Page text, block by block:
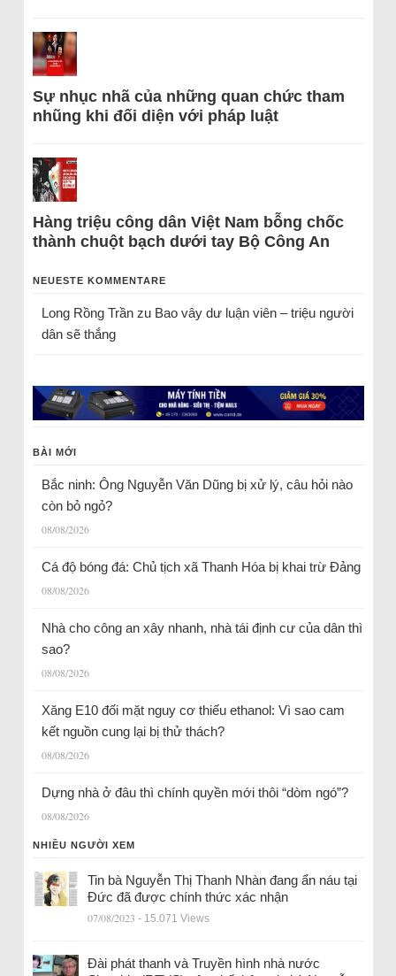
Sự nhục nhã của những quan chức tham
nhũng khi đối diện với pháp luật
Hàng triệu công dân Việt Nam bỗng chốc
thành chuột bạch dưới tay Bộ Công An
NEUESTE KOMMENTARE
Long Rồng Trầnzu Bao vây dư luận viên – triệu người
dân sẽ thắng
BÀI MỚI
Bắc ninh: Ông Nguyễn Văn Dũng bị xử lý, câu hỏi nào
còn bỏ ngỏ?
08/08/2026
Cá độ bóng đá: Chủ tịch xã Thanh Hóa bị khai trừ Đảng
08/08/2026
Nhà cho công an xây nhanh, nhà tái định cư của dân thì
sao?
08/08/2026
Xăng E10 đối mặt nguy cơ thiếu ethanol: Vì sao cam
kết nguồn cung lại bị thử thách?
08/08/2026
Dựng nhà ở đâu thì chính quyền mới thôi “dòm ngó”?
08/08/2026
NHIỀU NGƯỜI XEM
Tin bà Nguyễn Thị Thanh Nhàn đang ẩn náu tại
Đức đã được chính thức xác nhận
07/08/2023 - 15.071 Views
Đài phát thanh và Truyền hình nhà nước